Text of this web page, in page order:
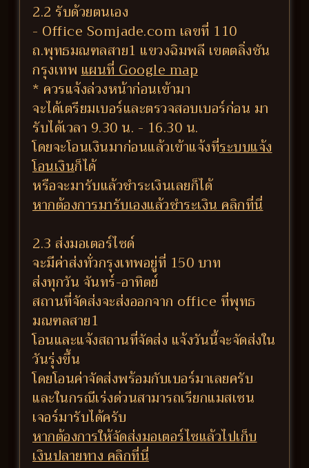
2.2 รับด้วยตนเอง
- Office Somjade.com เลขที่ 110
ถ.พุทธมณฑลสาย1 แขวงฉิมพลี เขตตลิ่งชัน
กรุงเทพแผนที่ Google map
* ควรแจ้งล่วงหน้าก่อนเข้ามา
จะได้เตรียมเบอร์และตรวจสอบเบอร์ก่อน มา
รับได้เวลา 9.30 น. - 16.30 น.
โดยจะโอนเงินมาก่อนแล้วเข้าแจ้งที่ระบบแจ้ง
โอนเงินก็ได้
หรือจะมารับแล้วชำระเงินเลยก็ได้
หากต้องการมารับเองแล้วชำระเงิน คลิกที่นี่
2.3 ส่งมอเตอร์ไซด์
จะมีค่าส่งทั่วกรุงเทพอยู่ที่ 150 บาท
ส่งทุกวัน จันทร์-อาทิตย์
สถานที่จัดส่งจะส่งออกจาก office ที่พุทธ
มณฑลสาย1
โอนและแจ้งสถานที่จัดส่ง แจ้งวันนี้จะจัดส่งใน
วันรุ่งขึ้น
โดยโอนค่าจัดส่งพร้อมกับเบอร์มาเลยครับ
และในกรณีเร่งด่วนสามารถเรียกแมสเซน
เจอร์มารับได้ครับ
หากต้องการให้จัดส่งมอเตอร์ไซแล้วไปเก็บ
เงินปลายทาง คลิกที่นี่